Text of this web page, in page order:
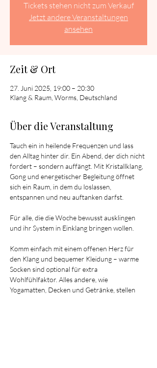
Tickets stehen nicht zum Verkauf
Jetzt andere Veranstaltungen
ansehen
Zeit & Ort
27. Juni 2025, 19:00 – 20:30
Klang & Raum, Worms, Deutschland
Über die Veranstaltung
Tauch ein in heilende Frequenzen und lass
den Alltag hinter dir. Ein Abend, der dich nicht
fordert – sondern auffängt. Mit Kristallklang,
Gong und energetischer Begleitung öffnet
sich ein Raum, in dem du loslassen,
entspannen und neu auftanken darfst.
Für alle, die die Woche bewusst ausklingen
und ihr System in Einklang bringen wollen.
Komm einfach mit einem offenen Herz für
den Klang und bequemer Kleidung – warme
Socken sind optional für extra
Wohlfühlfaktor. Alles andere, wie
Yogamatten, Decken und Getränke, stellen